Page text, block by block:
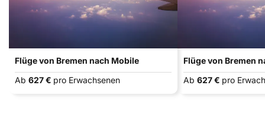
Flüge von Bremen nach Mobile
Ab 627 € pro Erwachsenen
Flüge von Bremen
Ab 627 € pro